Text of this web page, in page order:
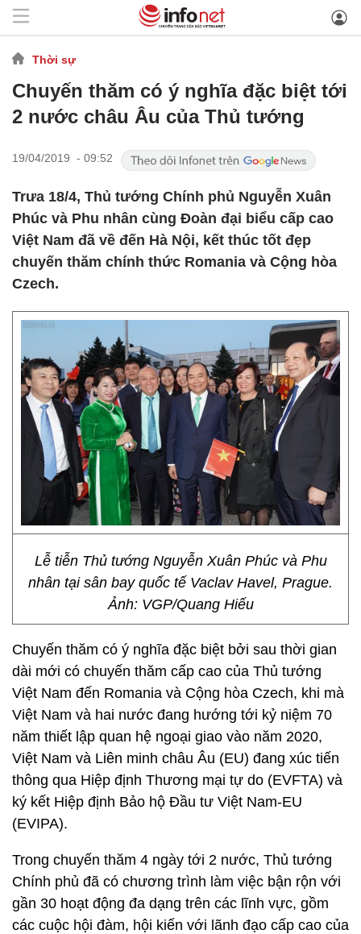
Thời sự
Chuyến thăm có ý nghĩa đặc biệt tới
2 nước châu Âu của Thủ tướng
19/04/2019 - 09:52
Trưa 18/4, Thủ tướng Chính phủ Nguyễn Xuân
Phúc và Phu nhân cùng Đoàn đại biểu cấp cao
Việt Nam đã về đến Hà Nội, kết thúc tốt đẹp
chuyến thăm chính thức Romania và Cộng hòa
Czech.
Lễ tiễn Thủ tướng Nguyễn Xuân Phúc và Phu
nhân tại sân bay quốc tế Vaclav Havel, Prague.
Ảnh: VGP/Quang Hiếu
Chuyến thăm có ý nghĩa đặc biệt bởi sau thời gian
dài mới có chuyến thăm cấp cao của Thủ tướng
Việt Nam đến Romania và Cộng hòa Czech, khi mà
Việt Nam và hai nước đang hướng tới kỷ niệm 70
năm thiết lập quan hệ ngoại giao vào năm 2020,
Việt Nam và Liên minh châu Âu (EU) đang xúc tiến
thông qua Hiệp định Thương mại tự do (EVFTA) và
ký kết Hiệp định Bảo hộ Đầu tư Việt Nam-EU
(EVIPA).
Trong chuyến thăm 4 ngày tới 2 nước, Thủ tướng
Chính phủ đã có chương trình làm việc bận rộn với
gần 30 hoạt động đa dạng trên các lĩnh vực, gồm
các cuộc hội đàm, hội kiến với lãnh đạo cấp cao của